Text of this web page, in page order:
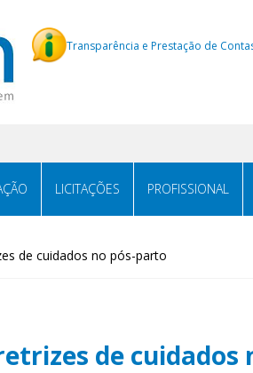
Transparência e Prestação de
LICITAÇÕES PROFISSIONAL
de cuidados no pós-parto
de cuidados